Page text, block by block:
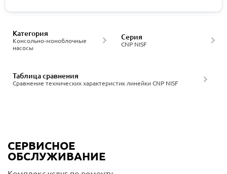
Консольно-моноблочные
насосы
Категория
CNP NISF
Серия
Сравнение технических характеристик линейки CNP NISF
Таблица сравнения
СЕРВИСНОЕ
ОБСЛУЖИВАНИЕ